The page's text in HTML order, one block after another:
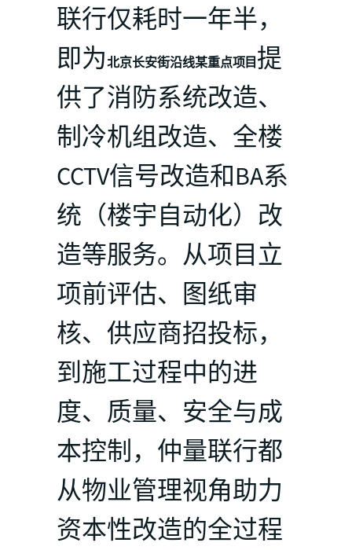
联行仅耗时一年半，
即为北京长安街沿线某重点项目提
供了消防系统改造、
制冷机组改造、全楼
CCTV信号改造和BA系
统（楼宇自动化）改
造等服务。从项目立
项前评估、图纸审
核、供应商招投标，
到施工过程中的进
度、质量、安全与成
本控制，仲量联行都
从物业管理视角助力
资本性改造的全过程